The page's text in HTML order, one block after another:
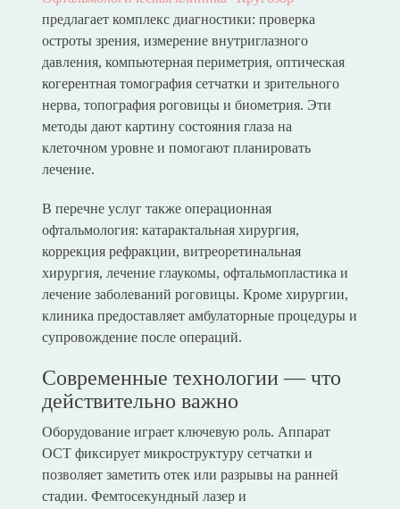
предлагает комплекс диагностики: проверка
остроты зрения, измерение внутриглазного
давления, компьютерная периметрия, оптическая
когерентная томография сетчатки и зрительного
нерва, топография роговицы и биометрия. Эти
методы дают картину состояния глаза на
клеточном уровне и помогают планировать
лечение.
В перечне услуг также операционная
офтальмология: катарактальная хирургия,
коррекция рефракции, витреоретинальная
хирургия, лечение глаукомы, офтальмопластика и
лечение заболеваний роговицы. Кроме хирургии,
клиника предоставляет амбулаторные процедуры и
супровождение после операций.
Современные технологии — что
действительно важно
Оборудование играет ключевую роль. Аппарат
OCT фиксирует микроструктуру сетчатки и
позволяет заметить отек или разрывы на ранней
стадии. Фемтосекундный лазер и